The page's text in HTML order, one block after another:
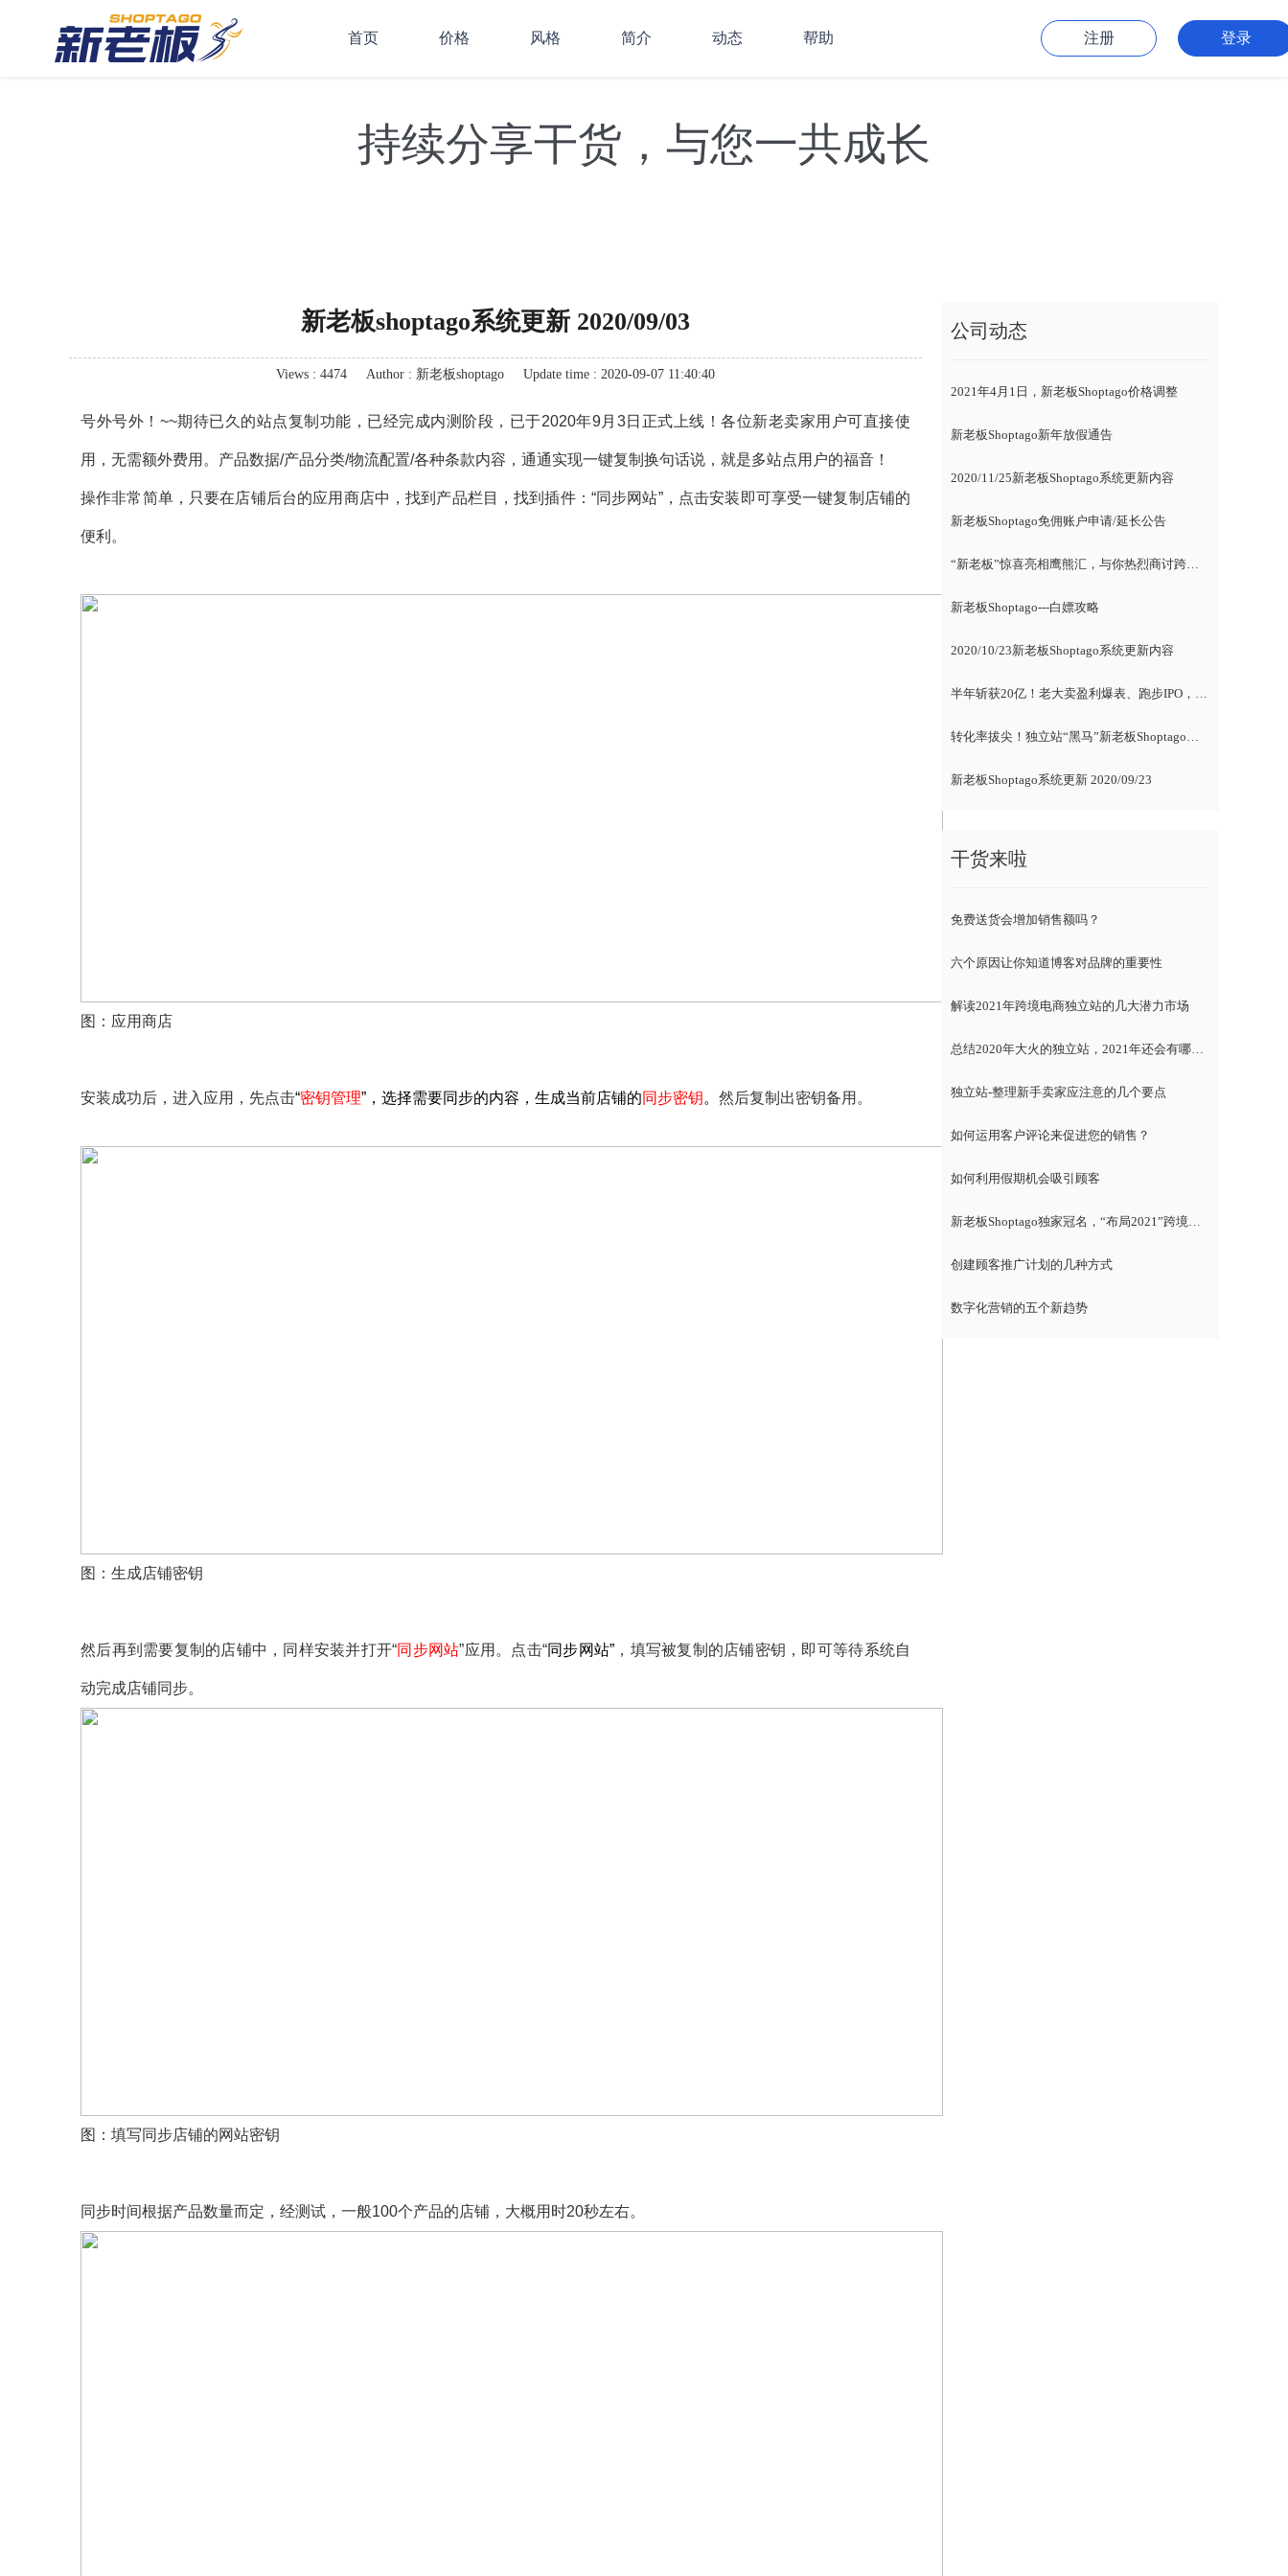
首页 价格 风格 简介 动态 帮助 注册 登录
持续分享干货，与您一共成长
新老板shoptago系统更新 2020/09/03
Views : 4474 Author : 新老板shoptago Update time : 2020-09-07 11:40:40
号外号外！~~期待已久的站点复制功能，已经完成内测阶段，已于2020年9月3日正式上线！各位新老卖家用户可直接使
用，无需额外费用。产品数据/产品分类/物流配置/各种条款内容，通通实现一键复制换句话说，就是多站点用户的福音！
操作非常简单，只要在店铺后台的应用商店中，找到产品栏目，找到插件：“同步网站”，点击安装即可享受一键复制店铺的
便利。
图：应用商店
安装成功后，进入应用，先点击“密钥管理”，选择需要同步的内容，生成当前店铺的同步密钥。 然后复制出密钥备用。
图：生成店铺密钥
然后再到需要复制的店铺中，同样安装并打开“同步网站”应用。点击“同步网站” ，填写被复制的店铺密钥，即可等待系统自
动完成店铺同步。
图：填写同步店铺的网站密钥
同步时间根据产品数量而定，经测试，一般100个产品的店铺，大概用时20秒左右。
公司动态
2021年4月1日，新老板Shoptago价格调整
新老板Shoptago新年放假通告
2020/11/25新老板Shoptago系统更新内容
新老板Shoptago免佣账户申请/延长公告
“新老板”惊喜亮相鹰熊汇，与你热烈商讨跨境电商
新老板Shoptago---白嫖攻略
2020/10/23新老板Shoptago系统更新内容
半年斩获20亿！老大卖盈利爆表、跑步IPO，新卖家紧随风向标
转化率拔尖！独立站“黑马”新老板Shoptago腾空出世，各路大咖自述爆单经
新老板Shoptago系统更新 2020/09/23
干货来啦
免费送货会增加销售额吗？
六个原因让你知道博客对品牌的重要性
解读2021年跨境电商独立站的几大潜力市场
总结2020年大火的独立站，2021年还会有哪些趋势？
独立站-整理新手卖家应注意的几个要点
如何运用客户评论来促进您的销售？
如何利用假期机会吸引顾客
新老板Shoptago独家冠名，“布局2021”跨境电商独立站千人峰会
创建顾客推广计划的几种方式
数字化营销的五个新趋势